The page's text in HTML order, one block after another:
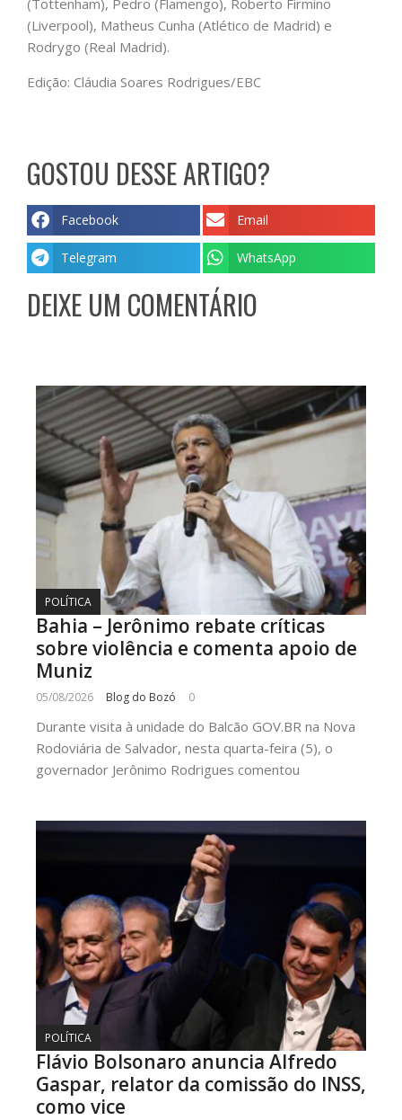
(Tottenham), Pedro (Flamengo), Roberto Firmino
(Liverpool), Matheus Cunha (Atlético de Madrid) e
Rodrygo (Real Madrid).
Edição: Cláudia Soares Rodrigues/EBC
GOSTOU DESSE ARTIGO?
Facebook Email
Telegram WhatsApp
DEIXE UM COMENTÁRIO
POLÍTICA
Bahia – Jerônimo rebate críticas
sobre violência e comenta apoio de
Muniz
05/08/2026 Blog do Bozó 0
Durante visita à unidade do Balcão GOV.BR na Nova
Rodoviária de Salvador, nesta quarta-feira (5), o
governador Jerônimo Rodrigues comentou
POLÍTICA
Flávio Bolsonaro anuncia Alfredo
Gaspar, relator da comissão do INSS,
como vice